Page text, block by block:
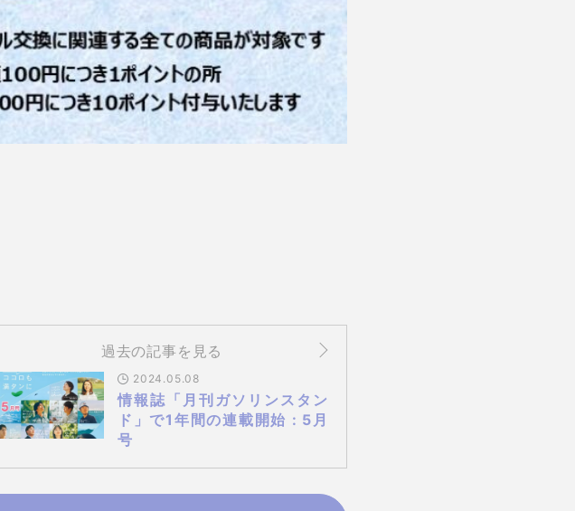
過去の記事を見る
2024.05.08
情報誌「月刊ガソリンスタン
ド」で1年間の連載開始 : 5月
号